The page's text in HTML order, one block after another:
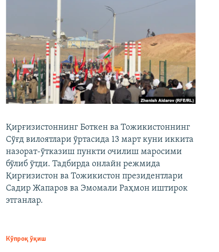
Қирғизистоннинг Боткен ва Тожикистоннинг
Сўғд вилоятлари ўртасида 13 март куни иккита
назорат-ўтказиш пункти очилиш маросими
бўлиб ўтди. Тадбирда онлайн режмида
Қирғизистон ва Тожикистон президентлари
Садир Жапаров ва Эмомали Раҳмон иштирок
этганлар.
Кўпроқ ўқиш